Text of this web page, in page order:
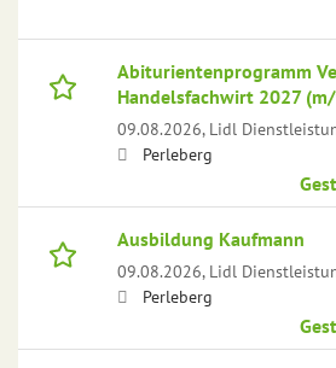
Abiturientenprogramm
Handelsfachwirt 2027
09.08.2026, Lidl
Perleberg
Ausbildung Kaufmann
09.08.2026, Lidl
Perleberg